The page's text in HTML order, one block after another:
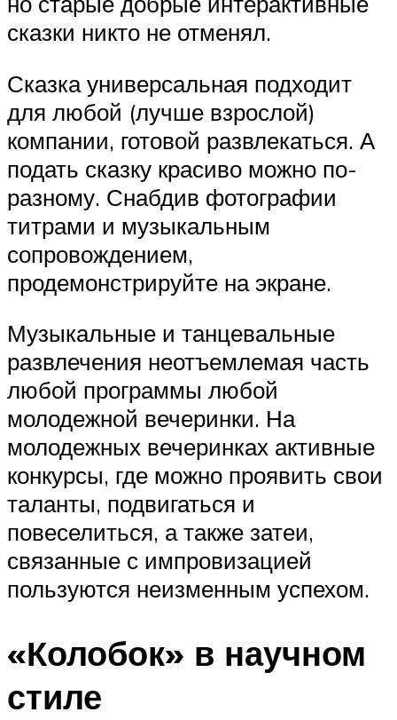
сказки никто не отменял.
Сказка универсальная подходит
для любой (лучше взрослой)
компании, готовой развлекаться. А
подать сказку красиво можно по-
разному. Снабдив фотографии
титрами и музыкальным
сопровождением,
продемонстрируйте на экране.
Музыкальные и танцевальные
развлечения неотъемлемая часть
любой программы любой
молодежной вечеринки. На
молодежных вечеринках активные
конкурсы, где можно проявить свои
таланты, подвигаться и
повеселиться, а также затеи,
связанные с импровизацией
пользуются неизменным успехом.
«Колобок» в научном
стиле